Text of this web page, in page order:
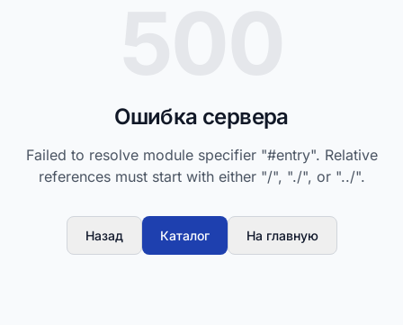
Ошибка сервера
Failed to resolve module specifier "#entry". Relative
references must start with either "/", "./", or "../".
Назад Каталог На главную